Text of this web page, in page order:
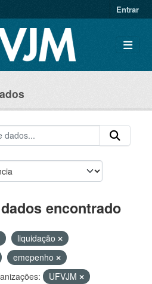
Entrar
encontrado
liquidação
emepenho
UFVJM